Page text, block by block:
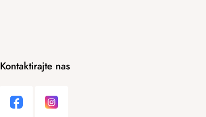
Kontaktirajte nas